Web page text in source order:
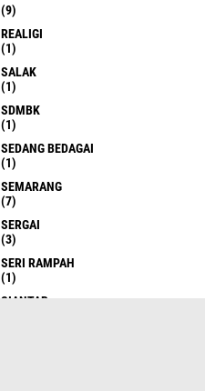
(9)
REALIGI
(1)
SALAK
(1)
SDMBK
(1)
SEDANG BEDAGAI
(1)
SEMARANG
(7)
SERGAI
(3)
SERI RAMPAH
(1)
SIANTAR